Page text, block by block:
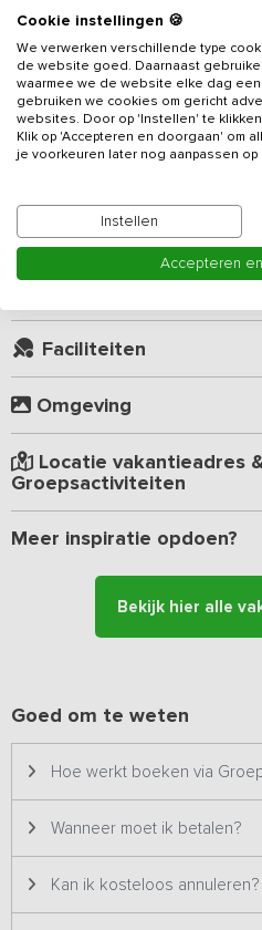
Ditvakantieadresis uniek
weggetje grenzend aan Nationaal
lange oprit met zilverberken en
Je kijkt uit over een schitterend
bestaande uit meren, petgaten,
De accommodatie is zeer geschikt
vriendengroepen die van rust,
omgeving houden. Je beschikt
gelegen en beschikt over een
gezamenlijk gegeten kan worden.
gemakken voorzien zoals 8-pits
het 's avonds lekker vertoeven
Op het terrein zelf is er voor de
hebben we een speelveld waar de
u geniet van de zon. Ook kunnen
volleyballen, badmintonnen of op
mogelijkheden om te barbecueën.
geschikt en staat daarom twee
betreft hetzelfde
Kamer indeling
Faciliteiten
Omgeving
Locatie vakantieadres
Groepsactiviteiten
Meer inspiratie opdoen?
Bekijk hier alle
Goed om te weten
Hoe werkt boeken via
Wanneer moet ik betalen?
Kan ik kosteloos annuleren?
Cookie instellingen 🍪
We verwerken verschillende type
de website goed. Daarnaast
waarmee we de website elke dag
gebruiken we cookies om gericht
websites. Door op 'Instellen' te
Klik op 'Accepteren en doorgaan' om
je voorkeuren later nog aanpassen op
Instellen
Accepteren